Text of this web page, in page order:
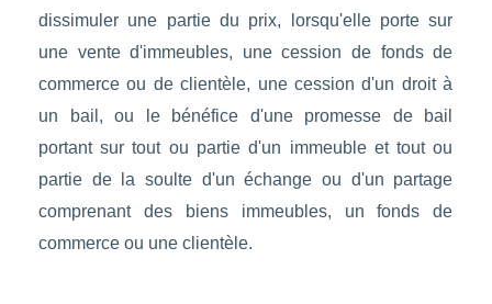
dissimuler une partie du prix, lorsqu'elle porte sur
une vente d'immeubles, une cession de fonds de
commerce ou de clientèle, une cession d'un droit à
un bail, ou le bénéfice d'une promesse de bail
portant sur tout ou partie d'un immeuble et tout ou
partie de la soulte d'un échange ou d'un partage
comprenant des biens immeubles, un fonds de
commerce ou une clientèle.